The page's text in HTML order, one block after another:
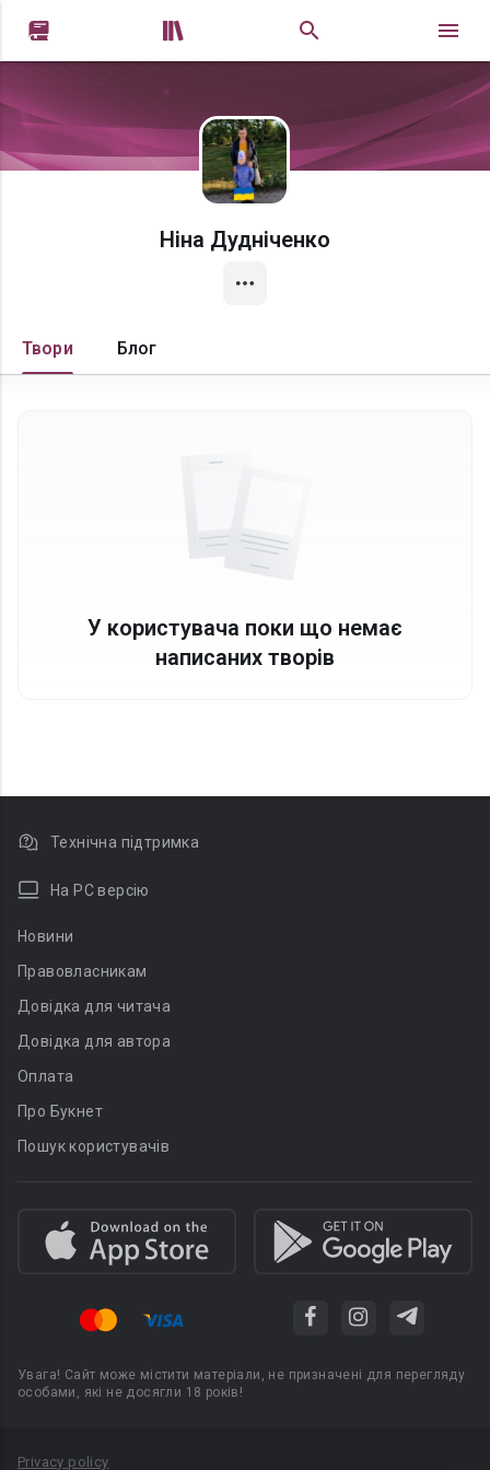
 
Ніна Дудніченко
Твори Блог
У користувача поки що немає
написаних творів
Технічна підтримка
На PC версію
Новини
Правовласникам
Довідка для читача
Довідка для автора
Оплата
Про Букнет
Пошук користувачів
Увага! Сайт може містити матеріали, не призначені для перегляду
особами, які не досягли 18 років!
Privacy policy